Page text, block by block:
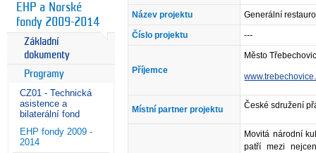
EHP a Norské
fondy 2009-2014
Základní
dokumenty
Programy
CZ01 - Technická
asistence a
bilaterální fond
EHP fondy 2009 -
2014
Název projektu Generální
Číslo projektu ---
Příjemce
Město
Místní partner projektu České sdružení
Movitá národní
patří mezi